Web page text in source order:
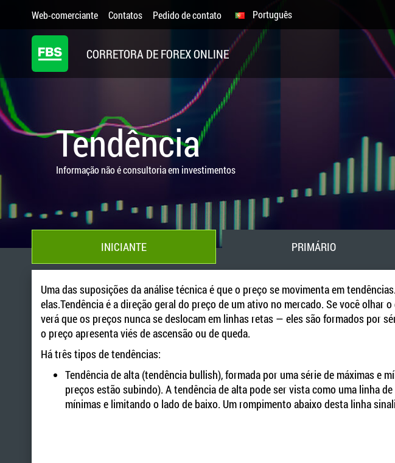
Web-comerciante Contatos Pedido de contato Português
CORRETORA DE FOREX ONLINE
Tendência
Informação não é consultoria em investimentos
INICIANTE PRIMÁRIO
Uma das suposições da análise técnica é que o preço se movimenta em
elas.Tendência é a direção geral do preço de um ativo no mercado. Se você olhar
verá que os preços nunca se deslocam em linhas retas — eles são formados por
o preço apresenta viés de ascensão ou de queda.
Há três tipos de tendências:
Tendência de alta (tendência bullish), formada por uma série de máximas e
preços estão subindo). A tendência de alta pode ser vista como uma linha
mínimas e limitando o lado de baixo. Um rompimento abaixo desta linha